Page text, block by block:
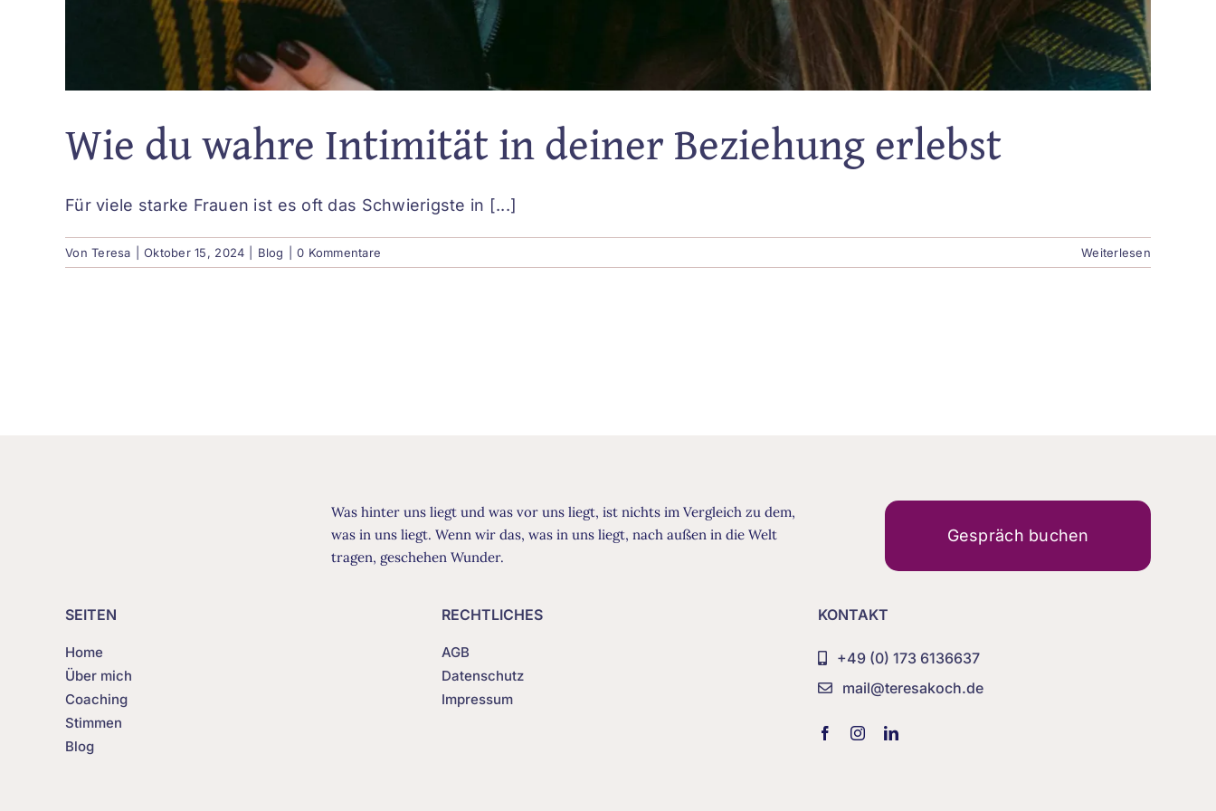
Wie du wahre Intimität in deiner Beziehung erlebst
Für viele starke Frauen ist es oft das Schwierigste in [...]
VonTeresa Oktober 15, 2024 Blog 0 Kommentare Weiterlesen
Was hinter uns liegt und was vor uns liegt, ist nichts im Vergleich zu dem,
was in uns liegt. Wenn wir das, was in uns liegt, nach außen in die Welt
tragen, geschehen Wunder.
Gespräch buchen
SEITEN
Home
Über mich
Coaching
Stimmen
Blog
RECHTLICHES
AGB
Datenschutz
Impressum
KONTAKT
+49 (0) 173 6136637
mail@teresakoch.de